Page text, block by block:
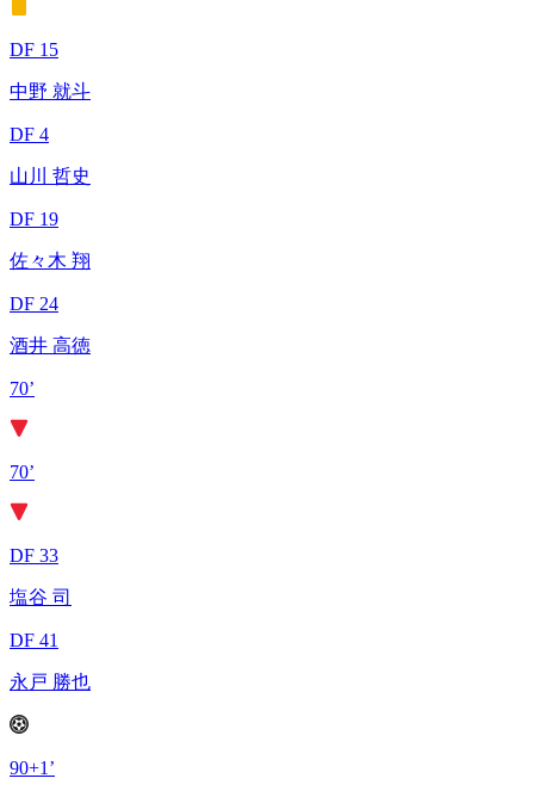
DF 15
中野 就斗
DF 4
山川 哲史
DF 19
佐々木 翔
DF 24
酒井 高徳
70’
70’
DF 33
塩谷 司
DF 41
永戸 勝也
90+1’